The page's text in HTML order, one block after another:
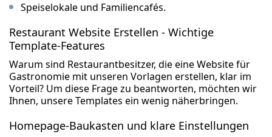
Speiselokale und Familiencafés.
Restaurant Website Erstellen - Wichtige
Template-Features
Warum sind Restaurantbesitzer, die eine Website für
Gastronomie mit unseren Vorlagen erstellen, klar im
Vorteil? Um diese Frage zu beantworten, möchten wir
Ihnen, unsere Templates ein wenig näherbringen.
Homepage-Baukasten und klare Einstellungen